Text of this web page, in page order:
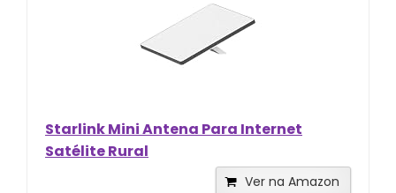
Starlink Mini Antena Para Internet
Satélite Rural
Ver na Amazon